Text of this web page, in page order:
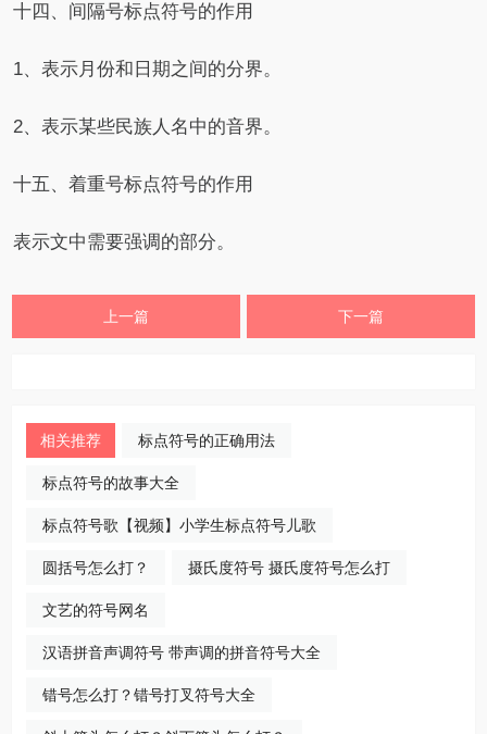
十四、间隔号标点符号的作用
1、表示月份和日期之间的分界。
2、表示某些民族人名中的音界。
十五、着重号标点符号的作用
表示文中需要强调的部分。
上一篇 下一篇
相关推荐 标点符号的正确用法
标点符号的故事大全
标点符号歌【视频】小学生标点符号儿歌
圆括号怎么打？ 摄氏度符号 摄氏度符号怎么打
文艺的符号网名
汉语拼音声调符号 带声调的拼音符号大全
错号怎么打？错号打叉符号大全